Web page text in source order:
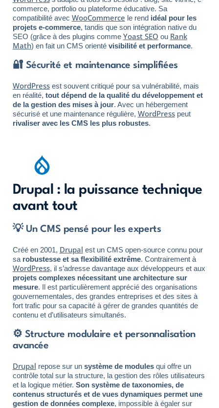
commerce, portfolio ou plateforme éducative. Sa
compatibilité avec WooCommerce le rend idéal pour les
projets e-commerce, tandis que son intégration native du
SEO (grâce à des plugins comme Yoast SEO ou Rank
Math) en fait un CMS orienté visibilité et performance.
🔐 Sécurité et maintenance simplifiées
WordPressest souvent critiqué pour sa vulnérabilité, mais
en réalité, tout dépend de la qualité du développement et
de la gestion des mises à jour. Avec un hébergement
sécurisé et une maintenance régulière, WordPresspeut
rivaliser avec les CMS les plus robustes.
Drupal : la puissance technique
avant tout
💡 Un CMS pensé pour les experts
Créé en 2001, Drupal est un CMS open-source connu pour
sa robustesse et sa flexibilité extrême. Contrairement à
WordPress, il s’adresse davantage aux développeurs et aux
projets complexes nécessitant une architecture sur
mesure. Il est particulièrement apprécié des organisations
gouvernementales, des grandes entreprises et des sites à
fort trafic pour sa capacité à gérer de grandes quantités de
contenu et d’utilisateurs simultanés.
⚙️ Structure modulaire et personnalisation
avancée
Drupal repose sur un système de modulesqui offre un
contrôle total sur la structure, la gestion des rôles utilisateurs
et la logique métier. Son système de taxonomies, de
contenus structurés et de vues dynamiques permet une
gestion de données complexe, impossible à égaler sur